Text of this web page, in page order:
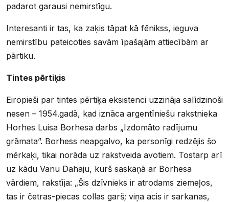
padarot garausi nemirstīgu.
Interesanti ir tas, ka zaķis tāpat kā fēnikss, ieguva
nemirstību pateicoties savām īpašajām attiecībām ar
pārtiku.
Tintes pērtiķis
Eiropieši par tintes pērtiķa eksistenci uzzināja salīdzinoši
nesen – 1954.gadā, kad iznāca argentīniešu rakstnieka
Horhes Luisa Borhesa darbs „Izdomāto radījumu
grāmata”. Borhess neapgalvo, ka personīgi redzējis šo
mērkaķi, tikai norāda uz rakstveida avotiem. Tostarp arī
uz kādu Vanu Dahaju, kurš saskaņā ar Borhesa
vārdiem, rakstīja: „Šis dzīvnieks ir atrodams ziemeļos,
tas ir četras-piecas collas garš; viņa acis ir sarkanas,